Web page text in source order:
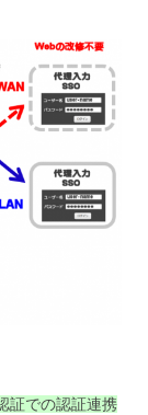
証での認証連携